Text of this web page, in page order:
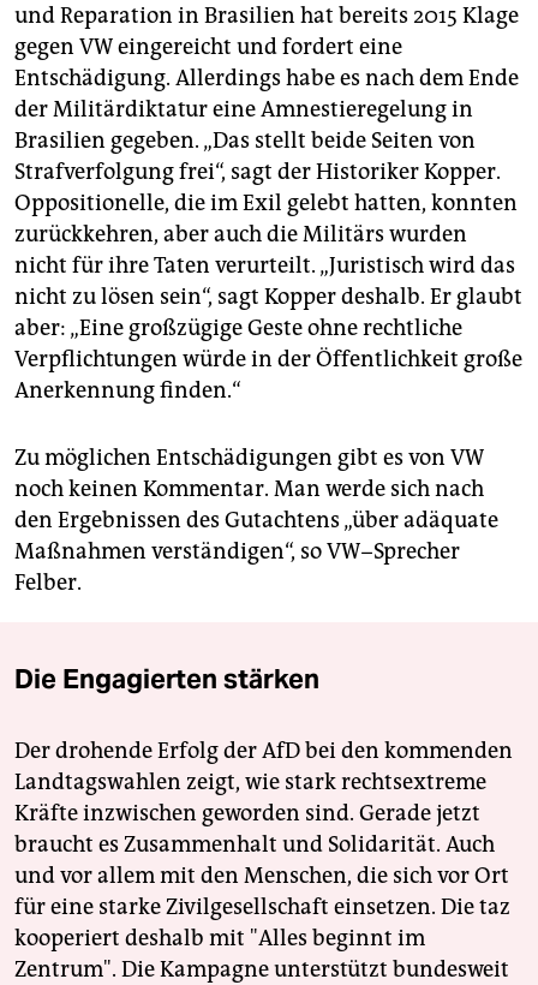
und Reparation in Brasilien hat bereits 2015 Klage
gegen VW eingereicht und fordert eine
Entschädigung. Allerdings habe es nach dem Ende
der Militärdiktatur eine Amnestieregelung in
Brasilien gegeben. „Das stellt beide Seiten von
Strafverfolgung frei“, sagt der Historiker Kopper.
Oppositionelle, die im Exil gelebt hatten, konnten
zurückkehren, aber auch die Militärs wurden
nicht für ihre Taten verurteilt. „Juristisch wird das
nicht zu lösen sein“, sagt Kopper deshalb. Er glaubt
aber: „Eine großzügige Geste ohne rechtliche
Verpflichtungen würde in der Öffentlichkeit große
Anerkennung finden.“
Zu möglichen Entschädigungen gibt es von VW
noch keinen Kommentar. Man werde sich nach
den Ergebnissen des Gutachtens „über adäquate
Maßnahmen verständigen“, so VW−Sprecher
Felber.
Die Engagierten stärken
Der drohende Erfolg der AfD bei den kommenden
Landtagswahlen zeigt, wie stark rechtsextreme
Kräfte inzwischen geworden sind. Gerade jetzt
braucht es Zusammenhalt und Solidarität. Auch
und vor allem mit den Menschen, die sich vor Ort
für eine starke Zivilgesellschaft einsetzen. Die taz
kooperiert deshalb mit "Alles beginnt im
Zentrum". Die Kampagne unterstützt bundesweit